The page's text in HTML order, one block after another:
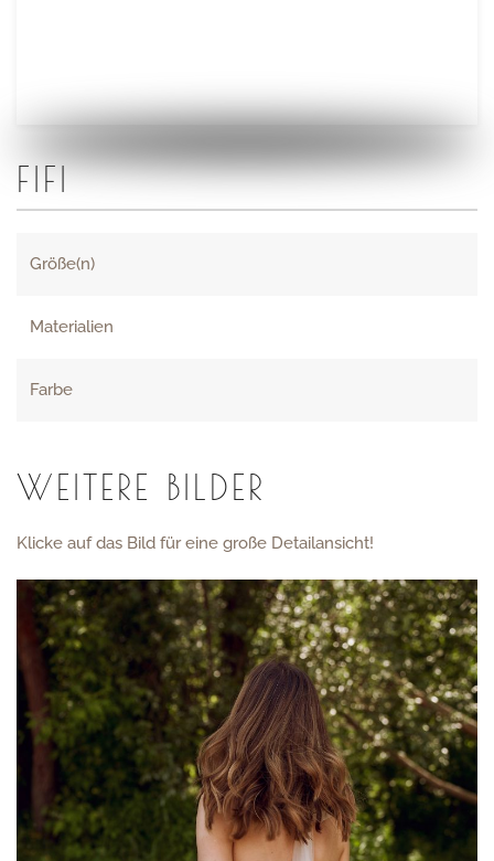
FIFI
Größe(n)
Materialien
Farbe
WEITERE BILDER
Klicke auf das Bild für eine große Detailansicht!